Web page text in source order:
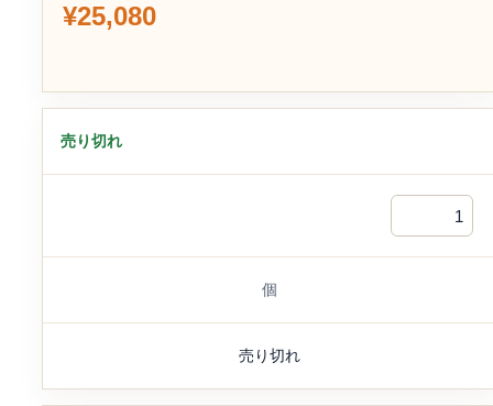
¥25,080
売り切れ
個
売り切れ